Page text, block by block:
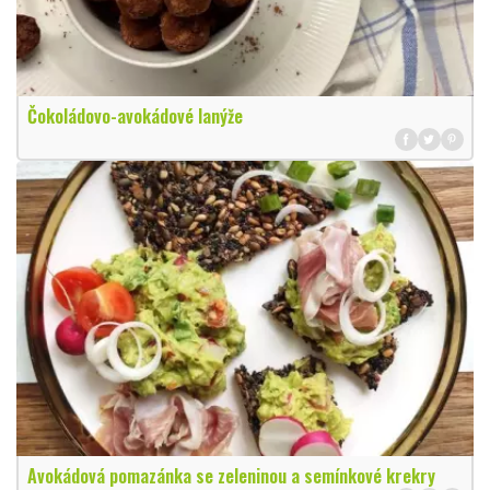
Čokoládovo-avokádové lanýže
Avokádová pomazánka se zeleninou a semínkové krekry